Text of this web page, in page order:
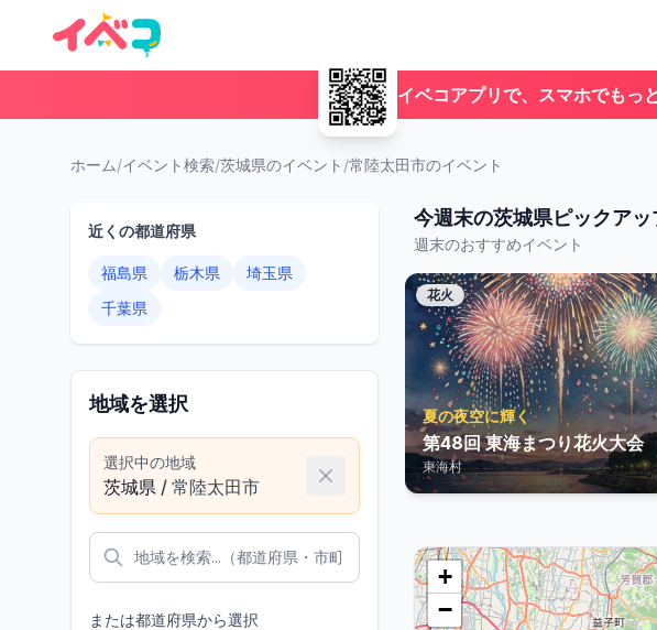
イベコアプリで、スマホでもっ
ホーム/イベント検索/茨城県のイベント /常陸太田市のイベント
近くの都道府県
福島県 栃木県
埼玉県
千葉県
地域を選択
選択中の地域
茨城県 / 常陸太田市
または都道府県から選択
今週末の茨城県ピックアッ
週末のおすすめイベント
花火
夏の夜空に輝く
第48回 東海まつり花火大会
東海村
+
−